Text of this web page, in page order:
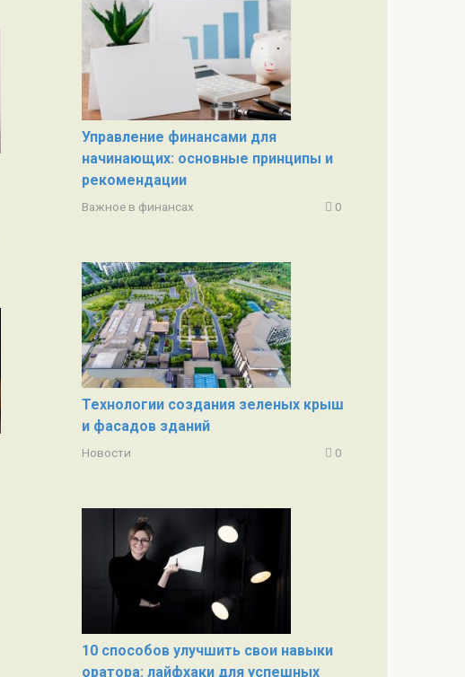
Управление финансами для
начинающих: основные принципы и
рекомендации
Важное в финансах 0
Технологии создания зеленых крыш
и фасадов зданий
Новости 0
10 способов улучшить свои навыки
оратора: лайфхаки для успешных